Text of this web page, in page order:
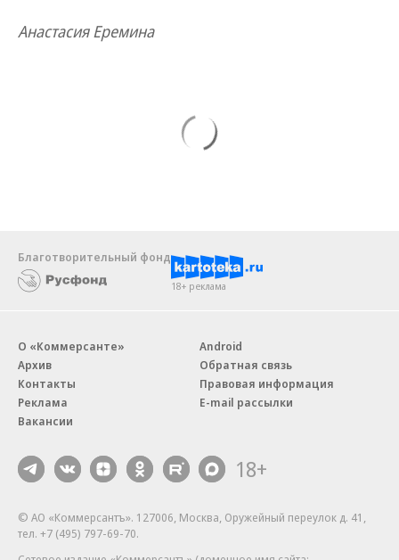
Анастасия Еремина
Благотворительный фонд
18+ реклама
О «Коммерсанте»
Архив
Контакты
Реклама
Вакансии
Android
Обратная связь
Правовая информация
E-mail рассылки
18+
© АО «Коммерсантъ». 127006, Москва, Оружейный переулок д. 41,
тел. +7 (495) 797-69-70.